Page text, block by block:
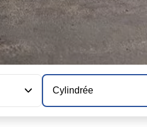
Cylindrée